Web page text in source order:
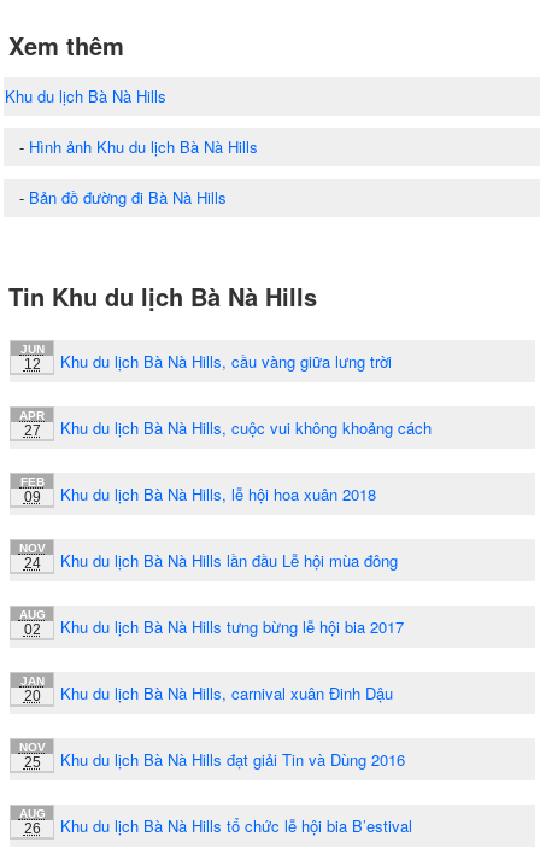
Xem thêm
Khu du lịch Bà Nà Hills
- Hình ảnh Khu du lịch Bà Nà Hills
- Bản đồ đường đi Bà Nà Hills
Tin Khu du lịch Bà Nà Hills
JUN
12 Khu du lịch Bà Nà Hills, cầu vàng giữa lưng trời
APR
27 Khu du lịch Bà Nà Hills, cuộc vui không khoảng cách
FEB
09 Khu du lịch Bà Nà Hills, lễ hội hoa xuân 2018
NOV
24 Khu du lịch Bà Nà Hills lần đầu Lễ hội mùa đông
AUG
02 Khu du lịch Bà Nà Hills tưng bừng lễ hội bia 2017
JAN
20 Khu du lịch Bà Nà Hills, carnival xuân Đinh Dậu
NOV
25 Khu du lịch Bà Nà Hills đạt giải Tin và Dùng 2016
AUG
26 Khu du lịch Bà Nà Hills tổ chức lễ hội bia B’estival